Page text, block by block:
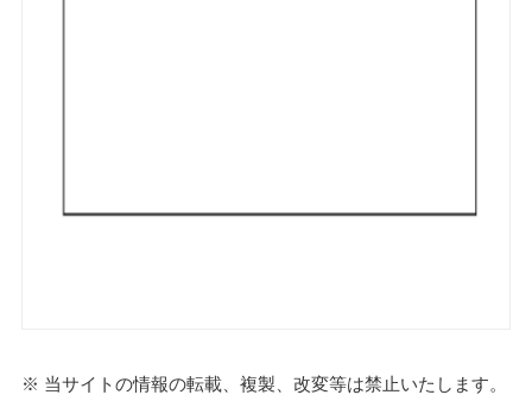
※ 当サイトの情報の転載、複製、改変等は禁止いたします。